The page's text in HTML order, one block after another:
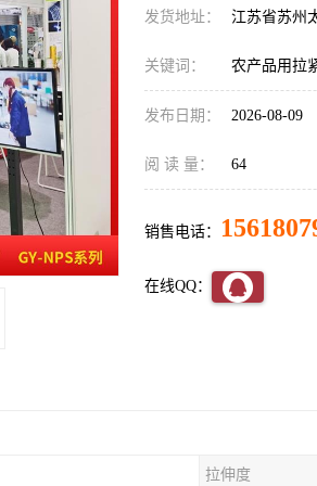
发货地址： 江苏省苏州
关键词： 农产品用拉
发布日期： 2026-08-09
阅 读 量： 64
销售电话：
在线QQ：
拉伸度